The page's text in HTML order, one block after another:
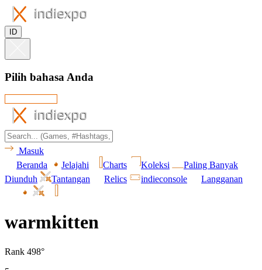
ID
Pilih bahasa Anda
Masuk
Beranda
Jelajahi Charts Koleksi
Paling Banyak
Diunduh
Tantangan Relics indieconsole Langganan
warmkitten
Rank 498°